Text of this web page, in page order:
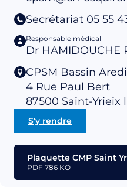
Secrétariat 05 55
Responsable médical
Dr HAMIDOUCHE
CPSM Bassin
4 Rue Paul Bert
87500 Saint-Yrieix
S'y rendre
Plaquette CMP Saint
PDF 786 KO